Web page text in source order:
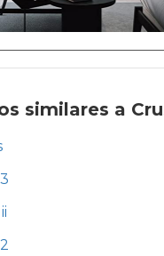
similares a